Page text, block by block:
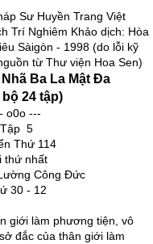
Sư Huyền Trang Việt
Trí Nghiêm Khảo dịch: Hòa
Sàigòn - 1998 (do lỗi kỹ
từ Thư viện Hoa Sen)
Ba La Mật Đa
24 tập)
o0o ---
Tập 5
Thứ 114
thứ nhất
Công Đức
30 - 12
giới làm phương tiện, vô
đắc của thân giới làm